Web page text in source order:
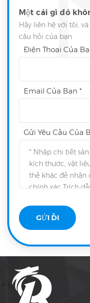
Một cái gì đó
Hãy liên hệ với tôi,
câu hỏi của bạn
Điện Thoại Của
Email Của Bạn *
Gửi Yêu Cầu Của